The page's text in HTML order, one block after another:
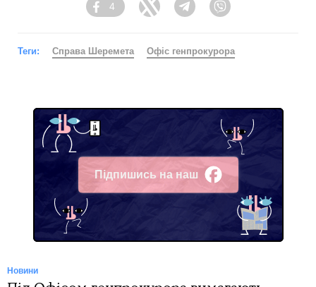
Facebook
4
Twitter Telegram
Теги: Справа Шеремета Офіс генпрокурора
Підпишись на наш
Facebook
Новини